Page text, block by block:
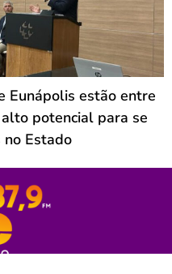
Eunápolis estão entre
potencial para se
Estado